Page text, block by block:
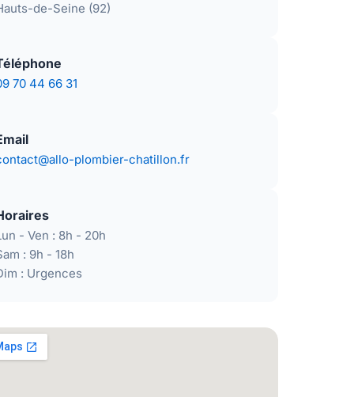
de-Seine (92)
70 44 66 31
plombier-chatillon.fr
- Ven : 8h - 20h
: 9h - 18h
: Urgences